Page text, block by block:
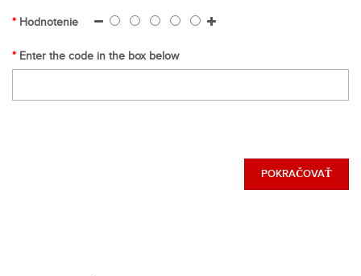
Hodnotenie
Enter the code in the box below
POKRAČOVAŤ